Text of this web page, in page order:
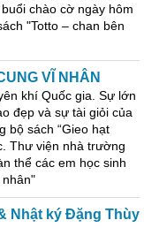
chào cờ ngày hôm
"Totto – chan bên
VĨ NHÂN
khí Quốc gia. Sự lớn
đẹp và sự tài giỏi của
bộ sách “Gieo hạt
Thư viện nhà trường
thể các em học sinh
Nhật ký Đặng Thùy